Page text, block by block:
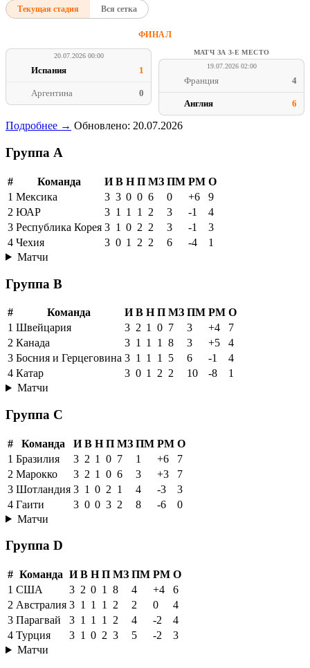
Текущая стадия Вся сетка
ФИНАЛ
20.07.2026 00:00
Испания 1
Аргентина 0
МАТЧ ЗА 3-Е МЕСТО
19.07.2026 02:00
Франция 4
Англия 6
Подробнее → Обновлено: 20.07.2026
Группа A
# Команда И В Н П МЗ ПМ РМ О
1 Мексика 3 3 0 0 6 0 +6
9
2 ЮАР 3 1 1 1 2 3 -1
4
3 Республика Корея 3 1 0 2 2 3 -1
3
4 Чехия 3 0 1 2 2 6 -4
1
Матчи
Группа B
# Команда И В Н П МЗ ПМ РМ О
1 Швейцария 3 2 1 0 7 3 +4
7
2 Канада 3 1 1 1 8 3 +5
4
3 Босния и Герцеговина 3 1 1 1 5 6 -1
4
4 Катар 3 0 1 2 2 10 -8
1
Матчи
Группа C
# Команда И В Н П МЗ ПМ РМ О
1 Бразилия 3 2 1 0 7 1 +6
7
2 Марокко 3 2 1 0 6 3 +3
7
3 Шотландия 3 1 0 2 1 4 -3
3
4 Гаити 3 0 0 3 2 8 -6
0
Матчи
Группа D
# Команда И В Н П МЗ ПМ РМ О
1 США 3 2 0 1 8 4 +4
6
2 Австралия 3 1 1 1 2 2 0
4
3 Парагвай 3 1 1 1 2 4 -2
4
4 Турция 3 1 0 2 3 5 -2
3
Матчи